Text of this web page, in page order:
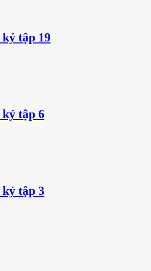
tập 19
ký tập 6
ký tập 3